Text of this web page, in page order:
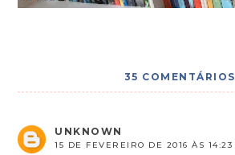
35 COMENTÁRIOS
UNKNOWN
15 DE FEVEREIRO DE 2016 ÀS 14:23